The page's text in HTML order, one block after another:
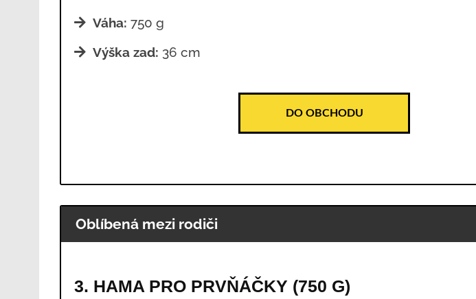
Váha: 750 g
Výška zad: 36 cm
DO OBCHODU
Oblíbená mezi rodiči
3. HAMA PRO PRVŇÁČKY (750 G)